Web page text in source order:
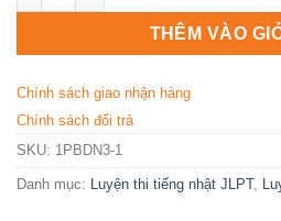
THÊM VÀO
Chính sách giao nhận hàng
Chính sách đổi trả
SKU: 1PBDN3-1
Danh mục: Luyện thi tiếng nhật JLPT,